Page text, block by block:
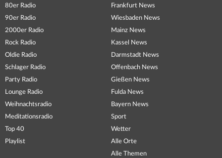
80er Radio
90er Radio
2000er Radio
Rock Radio
Oldie Radio
Schlager Radio
Party Radio
Lounge Radio
Weihnachtsradio
Meditationsradio
Top 40
Playlist
Frankfurt News
Wiesbaden News
Mainz News
Kassel News
Darmstadt News
Offenbach News
Gießen News
Fulda News
Bayern News
Sport
Wetter
Alle Orte
Alle Themen